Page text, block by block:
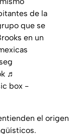
de la
que se
en un
♬
box -
el origen